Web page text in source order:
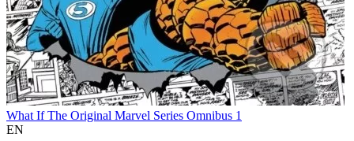
What If The Original Marvel Series Omnibus 1
EN